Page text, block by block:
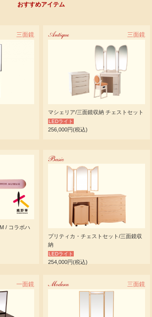
おすすめアイテム
三面鏡 三面鏡
マシェリア/三面鏡収納 チェストセット
LEDライト
256,000円(税込)
/ コラボハ
プリティカ・チェストセット/三面鏡収
納
LEDライト
254,000円(税込)
一面鏡 三面鏡